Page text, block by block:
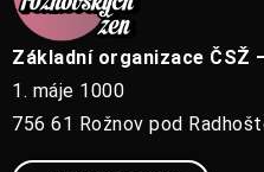
Základní organizace ČSŽ
1. máje 1000
756 61 Rožnov pod